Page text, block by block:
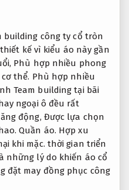
building công ty cổ tròn
kế vì kiểu áo này gần
Phù hợp nhiều phong
cơ thể. Phù hợp nhiều
Team building tại bãi
ngoại ô đều rất
động, Được lựa chọn
Quần áo. Hợp xu
khi mặc. thời gian triển
những lý do khiến áo cổ
đặt may đồng phục công